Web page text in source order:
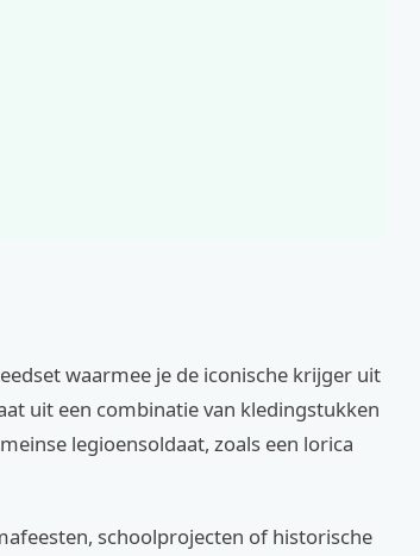
waarmee je de iconische krijger uit
uit een combinatie van kledingstukken
legioensoldaat, zoals een lorica
schoolprojecten of historische